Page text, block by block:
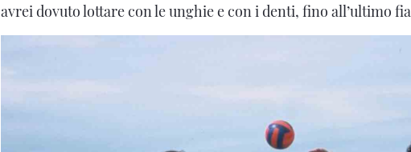
avrei dovuto lottare con le unghie e con i denti, fino all’ultimo